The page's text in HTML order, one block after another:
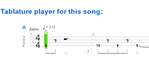
Tablature player for this song: